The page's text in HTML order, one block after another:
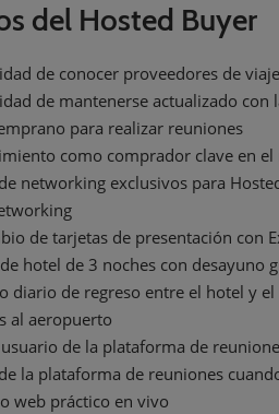
del Hosted Buyer
de conocer proveedores de
de mantenerse actualizado con
para realizar reuniones
como comprador clave en
networking exclusivos para
de tarjetas de presentación con
hotel de 3 noches con desayuno
diario de regreso entre el hotel y
al aeropuerto
de la plataforma de
la plataforma de reuniones
web práctico en vivo